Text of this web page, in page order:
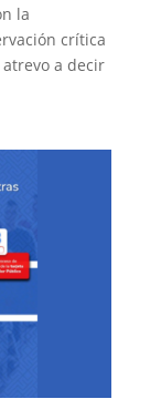
la
crítica
a decir